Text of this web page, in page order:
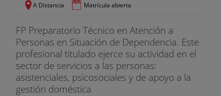
A Distancia Matrícula abierta
FP Preparatorio Técnico en Atención a
Personas en Situación de Dependencia. Este
profesional titulado ejerce su actividad en el
sector de servicios a las personas:
asistenciales, psicosociales y de apoyo a la
gestión doméstica